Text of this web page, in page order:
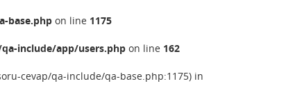
base.php on line 1175
include/app/users.php on line 162
cevap/qa-include/qa-base.php:1175) in